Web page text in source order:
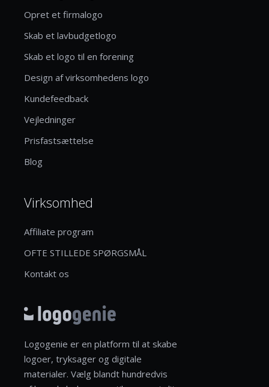
Opret et firmalogo
Skab et lavbudgetlogo
Skab et logo til en forening
Design af virksomhedens logo
Kundefeedback
Vejledninger
Prisfastsættelse
Blog
Virksomhed
Affiliate program
OFTE STILLEDE SPØRGSMÅL
Kontakt os
Logogenie er en platform til at skabe
logoer, tryksager og digitale
materialer. Vælg blandt hundredvis